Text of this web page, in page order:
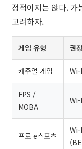
정적이지는 않다. 가
고려하자.
게임 유형 권
캐주얼 게임
FPS /
MOBA
프로 e스포츠